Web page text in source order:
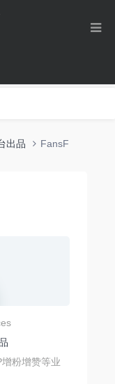
出品
FansF
粉增赞等业